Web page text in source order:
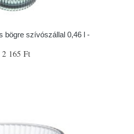
bögre szívószállal 0,46 l -
2 165 Ft